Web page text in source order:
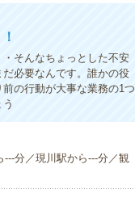
そんなちょっとした不安
必要なんです。誰かの役
の行動が大事な業務の1つ
分／現川駅から---分／観